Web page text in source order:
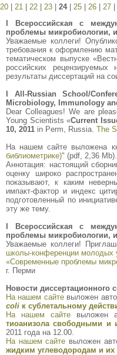
20 | 21 | 22 | 23 | 24| 25 | 26 | 27 |
I Всероссийская с
проблемы микробиологии,
Уважаемые коллеги!
требования к оформлению
тематическом выпуске
российских
результаты диссертаций на
I All-Russian School/
Microbiology, Immunology
Dear Colleagues! We are
Young Scientists «Current
10, 2011 in Perm, Russia. The
На нашем сайте выложена
библиометрике)" (pdf, 2,36 Mb).
Аннотация: настоящий
оценку широко
показывают, к каким
импакт-фактор и индекс
подготовленный по
эту же тему.
I Всероссийская с
проблемы микробиологии,
Уважаемые коллеги!
школы-конференции молодых
«Современные проблемы
г. Перми
Новости диссертационного
На нашем сайтевыложен
coli к сублетальному
На нашем сайте выложен
тиоанизола свободными и
2011 года на 12.00.
На нашем сайте выложен
жидким углеводородам и